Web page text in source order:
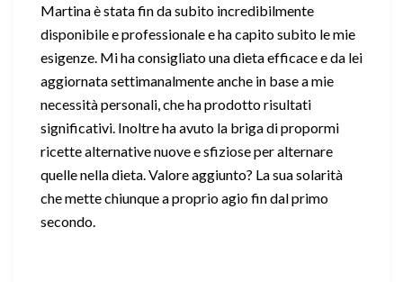
Martina è stata fin da subito incredibilmente
disponibile e professionale e ha capito subito le mie
esigenze. Mi ha consigliato una dieta efficace e da lei
aggiornata settimanalmente anche in base a mie
necessità personali, che ha prodotto risultati
significativi. Inoltre ha avuto la briga di propormi
ricette alternative nuove e sfiziose per alternare
quelle nella dieta. Valore aggiunto? La sua solarità
che mette chiunque a proprio agio fin dal primo
secondo.